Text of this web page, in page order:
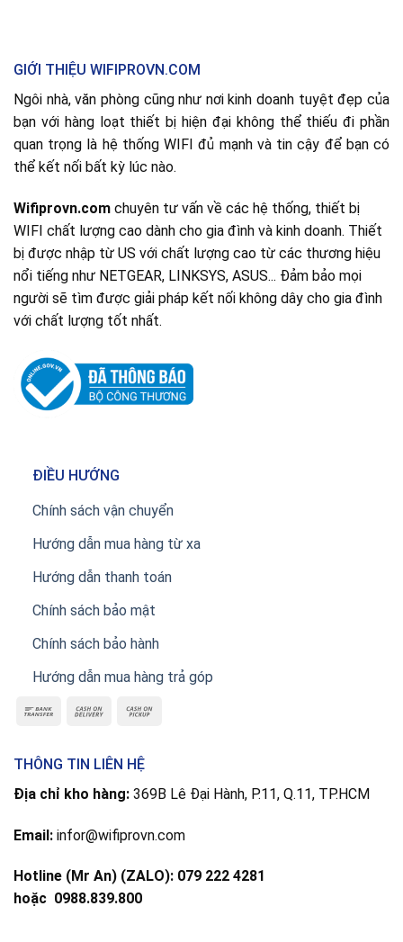
GIỚI THIỆU WIFIPROVN.COM
Ngôi nhà, văn phòng cũng như nơi kinh doanh tuyệt đẹp của
bạn với hàng loạt thiết bị hiện đại không thể thiếu đi phần
quan trọng là hệ thống WIFI đủ mạnh và tin cậy để bạn có
thể kết nối bất kỳ lúc nào.
Wifiprovn.com chuyên tư vấn về các hệ thống, thiết bị
WIFI chất lượng cao dành cho gia đình và kinh doanh. Thiết
bị được nhập từ US với chất lượng cao từ các thương hiệu
nổi tiếng như NETGEAR, LINKSYS, ASUS... Đảm bảo mọi
người sẽ tìm được giải pháp kết nối không dây cho gia đình
với chất lượng tốt nhất.
ĐIỀU HƯỚNG
Chính sách vận chuyển
Hướng dẫn mua hàng từ xa
Hướng dẫn thanh toán
Chính sách bảo mật
Chính sách bảo hành
Hướng dẫn mua hàng trả góp
THÔNG TIN LIÊN HỆ
Địa chỉ kho hàng: 369B Lê Đại Hành, P.11, Q.11, TP.HCM
Email: infor@wifiprovn.com
Hotline (Mr An) (ZALO): 079 222 4281
hoặc 0988.839.800